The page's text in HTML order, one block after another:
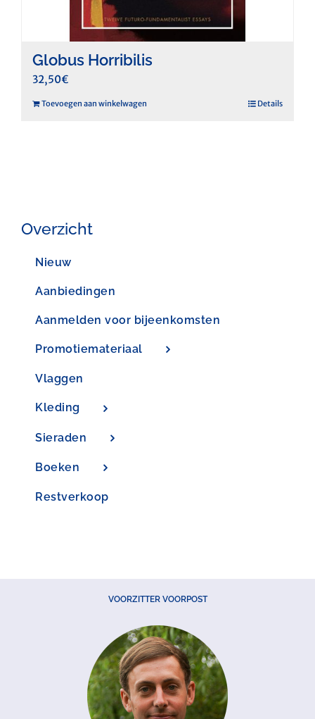
Globus Horribilis
32,50€
Toevoegen aan winkelwagen Details
Overzicht
Nieuw
Aanbiedingen
Aanmelden voor bijeenkomsten
Promotiemateriaal
Vlaggen
Kleding
Sieraden
Boeken
Restverkoop
VOORZITTER VOORPOST